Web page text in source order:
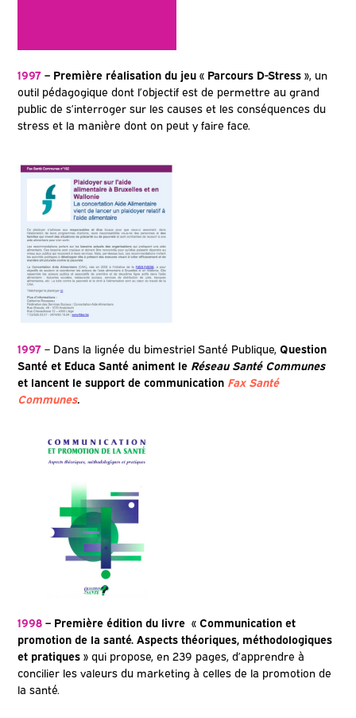
1997 – Première réalisation du jeu « Parcours D-Stress », un
outil pédagogique dont l’objectif est de permettre au grand
public de s’interroger sur les causes et les conséquences du
stress et la manière dont on peut y faire face.
1997 – Dans la lignée du bimestriel Santé Publique, Question
Santé et Educa Santé animent le Réseau Santé Communes
et lancent le support de communication Fax Santé
Communes.
1998 – Première édition du livre « Communication et
promotion de la santé. Aspects théoriques, méthodologiques
et pratiques »qui propose, en 239 pages, d’apprendre à
concilier les valeurs du marketing à celles de la promotion de
la santé.